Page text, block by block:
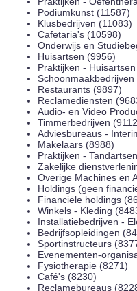
Podiumkunst (11587)
Klusbedrijven (11083)
Cafetaria's (10598)
Onderwijs en
Huisartsen (9956)
Praktijken -
Schoonmaakbedrijven
Restaurants (9897)
Reclamediensten
Audio- en Video
Timmerbedrijven
Adviesbureaus -
Makelaars (8988)
Praktijken -
Zakelijke
Overige Machines en
Holdings (geen
Financiële holdings
Winkels - Kleding
Installatiebedrijven -
Bedrijfsopleidingen
Sportinstructeurs
Evenementen-
Fysiotherapie (8271)
Café's (8230)
Reclamebureaus